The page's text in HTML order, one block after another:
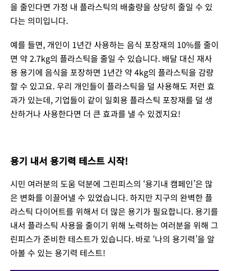
을 줄인다면 가정 내 플라스틱의 배출량을 상당히 줄일 수 있
다는 의미입니다.
예를 들면, 개인이 1년간 사용하는 음식 포장재의 10%를 줄이
면 약 2.7kg의 플라스틱을 줄일 수 있습니다. 배달 대신 재사
용 용기에 음식을 포장하면 1년간 약 4kg의 플라스틱을 감량
할 수 있고요. 우리 개인들이 플라스틱을 덜 사용해도 저런 효
과가 있는데, 기업들이 같이 일회용 플라스틱 포장재를 덜 생
산하거나 사용한다면 더 큰 효과를 낼 수 있겠지요!
용기 내서 용기력 테스트 시작!
시민 여러분의 도움 덕분에 그린피스의 ‘용기내 캠페인’은 많
은 변화를 이끌어낼 수 있었습니다. 하지만 지구의 완벽한 플
라스틱 다이어트를 위해서 더 많은 용기가 필요합니다. 용기를
내서 플라스틱 사용을 줄이기 위해 노력하는 여러분을 위해 그
린피스가 준비한 테스트가 있습니다. 바로 ‘나의 용기력’을 알
아볼 수 있는 용기력 테스트!